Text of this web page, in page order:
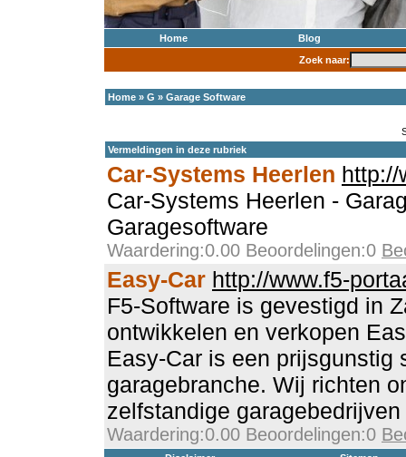
Home
Blog
Zoek naar:
Home » G » Garage Software
Vermeldingen in deze rubriek
Car-Systems Heerlen http://
Car-Systems Heerlen -
Garagesoftware
Waardering:0.00 Beoordelingen:0
Easy-Car http://www.f5-
F5-Software is gevestigd in
ontwikkelen en verkopen
Easy-Car is een prijsgunstig
garagebranche. Wij richten
zelfstandige
Waardering:0.00 Beoordelingen:0